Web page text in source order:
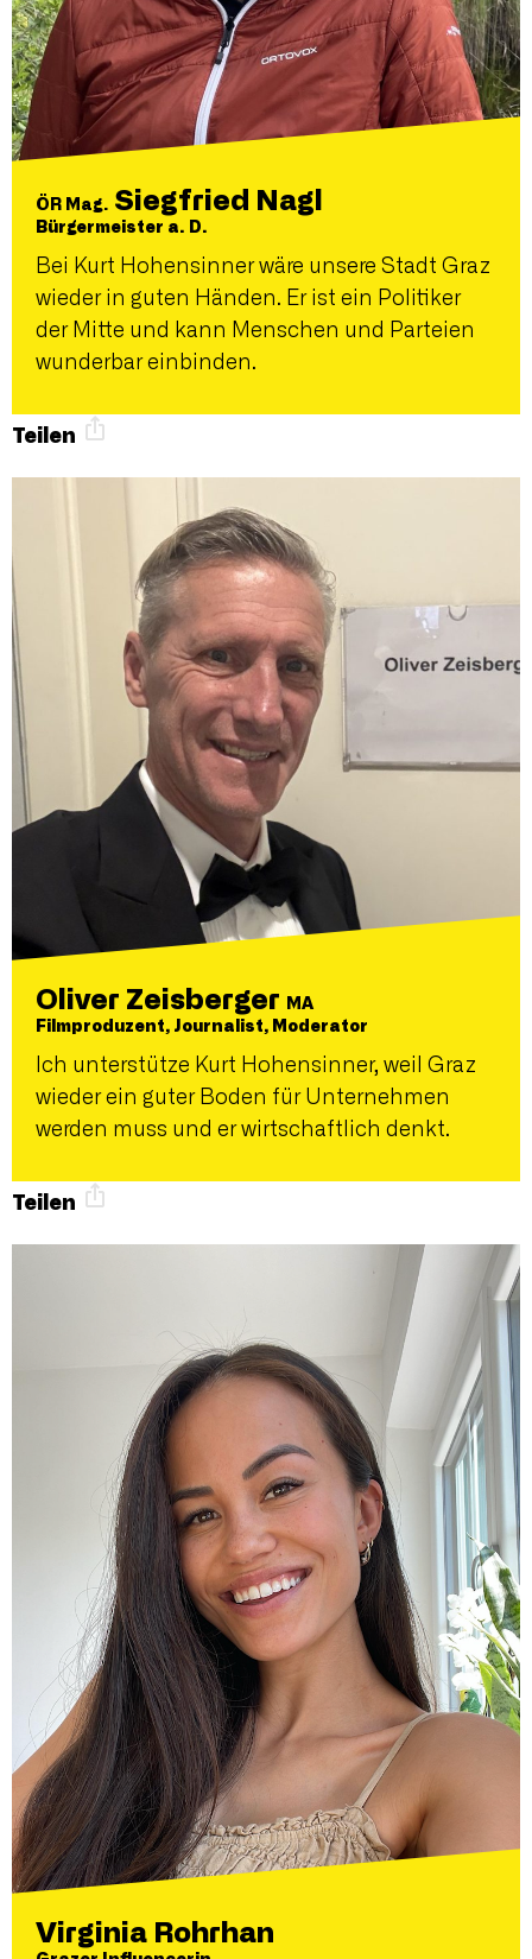
ÖR Mag. Siegfried Nagl
Bürgermeister a. D.
Bei Kurt Hohensinner wäre unsere Stadt Graz
wieder in guten Händen. Er ist ein Politiker
der Mitte und kann Menschen und Parteien
wunderbar einbinden.
Teilen
Oliver Zeisberger
MA
Filmproduzent, Journalist, Moderator
Ich unterstütze Kurt Hohensinner, weil Graz
wieder ein guter Boden für Unternehmen
werden muss und er wirtschaftlich denkt.
Teilen
Virginia Rohrhan